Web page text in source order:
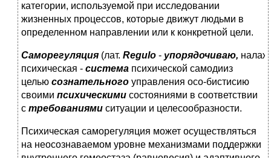
категории, используемой при исследовании
жизненных процессов, которые движут людьми в
определенном направлении или к конкретной цели.
Саморегуляция (лат. Regulo - упорядочиваю,
психическая - система психической самодииз
целью сознательного управления осо-бистисию
своими психическими состояниями в соответствии
с требованиями ситуации и целесообразности.
Психическая саморегуляция может осуществляться
на неосознаваемом уровне механизмами поддержки